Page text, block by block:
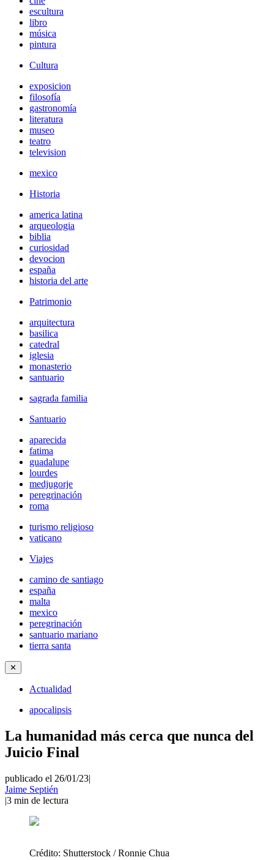
escultura
libro
música
pintura
Cultura
exposicion
filosofía
gastronomía
literatura
museo
teatro
television
mexico
Historia
america latina
arqueologia
biblia
curiosidad
devocion
españa
historia del arte
Patrimonio
arquitectura
basilica
catedral
iglesia
monasterio
santuario
sagrada familia
Santuario
aparecida
fatima
guadalupe
lourdes
medjugorje
peregrinación
roma
turismo religioso
vaticano
Viajes
camino de santiago
españa
malta
mexico
peregrinación
santuario mariano
tierra santa
✕
Actualidad
apocalipsis
La humanidad más cerca que nunca del
Juicio Final
publicado el 26/01/23|
Jaime Septién
|3 min de lectura
Crédito: Shutterstock / Ronnie Chua